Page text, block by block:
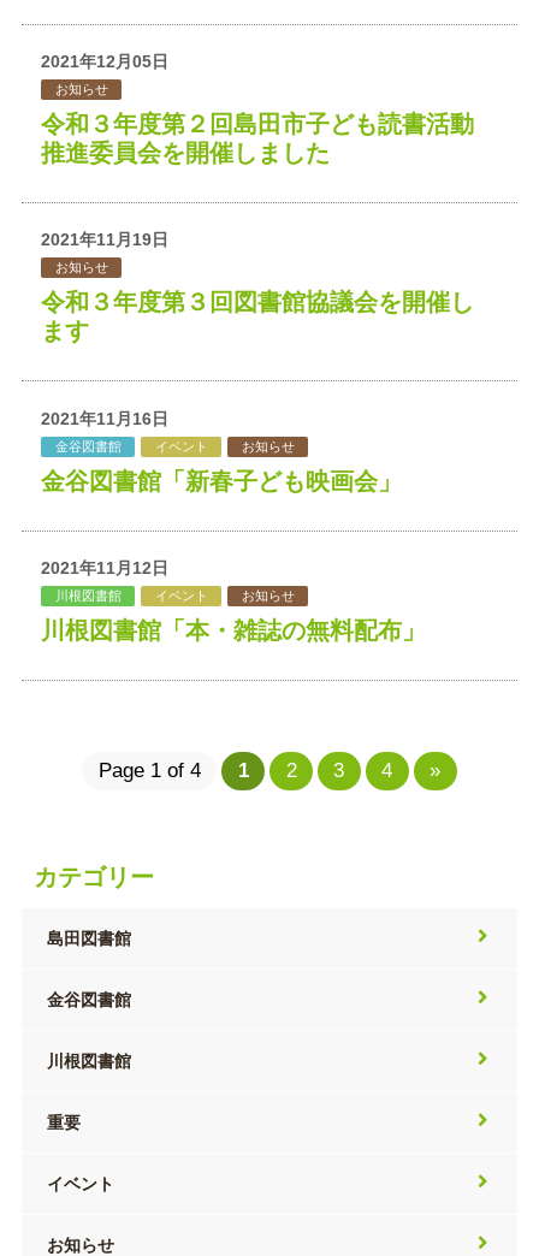
2021年12月05日
お知らせ
令和３年度第２回島田市子ども読書活動
推進委員会を開催しました
2021年11月19日
お知らせ
令和３年度第３回図書館協議会を開催し
ます
2021年11月16日
金谷図書館 イベント お知らせ
金谷図書館「新春子ども映画会」
2021年11月12日
川根図書館 イベント お知らせ
川根図書館「本・雑誌の無料配布」
Page 1 of 4 1 2 3 4 »
カテゴリー
島田図書館
金谷図書館
川根図書館
重要
イベント
お知らせ